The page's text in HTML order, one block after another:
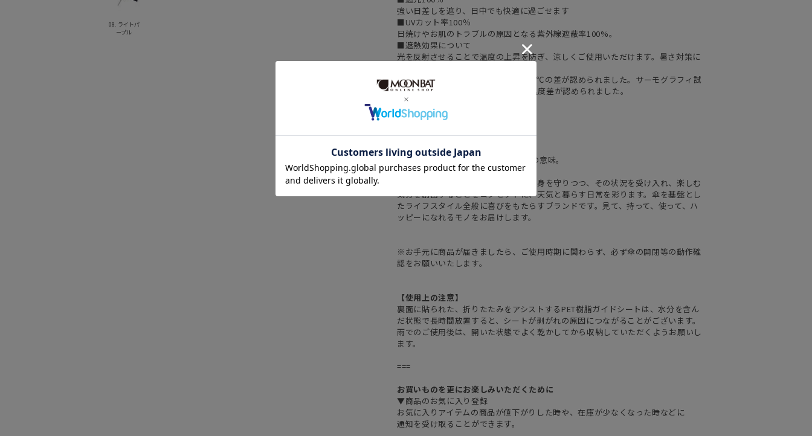
08. ライトパ
ープル
強い日差しを遮り、日中でも快適に過ごせます
■UVカット率100％
日焼けやお肌のトラブルの原因となる紫外線遮蔽率100%。
■遮熱効果について
光を反射させることで温度の上昇を防ぎ、涼しくご使用いただけます。暑さ対策に
傘の製品遮熱性評価試験において32.3℃の差が認められました。サーモグラフィ試
験で、顔表面-4.1℃、頭頂部-11.3℃温度差が認められました。
■突然の雨にも安心の撥水力
雨にも安心。最高等級の5級撥水。
【エスタ（estaa）】
estaa=フィンランド語で「まもり」の意味。
雨や風、気候の変動などから緩やかに身を守りつつ、その状況を受け入れ、楽しむ
気分を創出することをコンセプトに、天気と暮らす日常を彩ります。傘を基盤とし
たライフスタイル全般に喜びをもたらすブランドです。見て、持って、使って、ハ
ッピーになれるモノをお届けします。
※お手元に商品が届きましたら、ご使用時期に関わらず、必ず傘の開閉等の動作確
認をお願いいたします。
【使用上の注意】
裏面に貼られた、折りたたみをアシストするPET樹脂ガイドシートは、水分を含ん
だ状態で長時間放置すると、シートが剥がれの原因につながることがございます。
雨でのご使用後は、開いた状態でよく乾かしてから収納していただくようお願いし
ます。
===
お買いものを更にお楽しみいただくために
▼商品のお気に入り登録
お気に入りアイテムの商品が値下がりした時や、在庫が少なくなった時などに
通知を受け取ることができます。